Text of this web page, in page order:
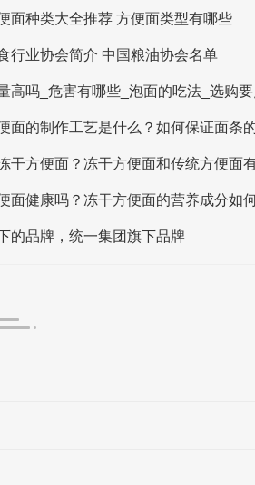
面种类大全推荐 方便面类型有哪些
行业协会简介 中国粮油协会名单
高吗_危害有哪些_泡面的吃法_选购要
面健康吗？冻干方便面的营养成分如
的品牌，统一集团旗下品牌